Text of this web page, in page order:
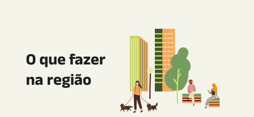
O que fazer
na região